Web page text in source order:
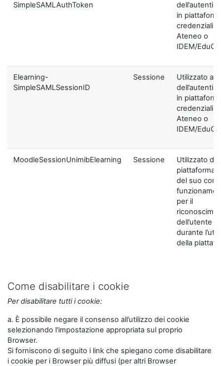
SimpleSAMLAuthToken
in
credenziali di
Ateneo o
IDEM/
Elearning-
SimpleSAMLSessionID
Sessione
Utilizzato ai
in
credenziali di
Ateneo o
IDEM/
MoodleSessionUnimibElearning Sessione
Utilizzato
piattaforma
del suo
per il
dell’utente
durante
della
Come disabilitare i cookie
Per disabilitare tutti i cookie:
a. È possibile negare il consenso all’utilizzo dei cookie
selezionando l'impostazione appropriata sul proprio
Browser.
Si forniscono di seguito i link che spiegano come disabilitare
i cookie per i Browser più diffusi (per altri Browser